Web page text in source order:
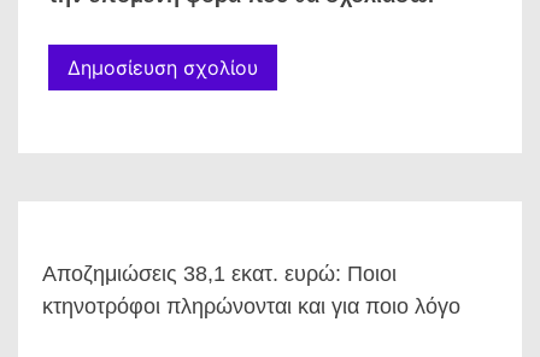
Αποζημιώσεις 38,1 εκατ. ευρώ: Ποιοι
κτηνοτρόφοι πληρώνονται και για ποιο λόγο